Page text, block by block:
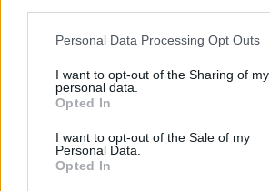
Personal Data Processing Opt Outs
I want to opt-out of the Sharing of my
personal data.
Opted In
I want to opt-out of the Sale of my
Personal Data.
Opted In